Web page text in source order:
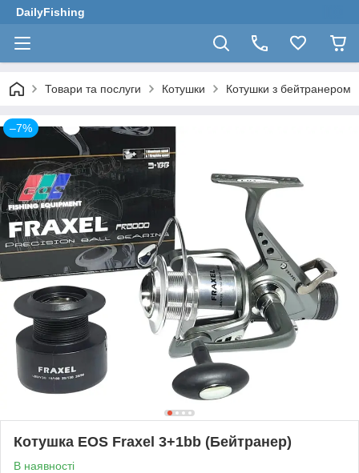
DailyFishing
Товари та послуги Котушки Котушки з бейтранером
–7%
Котушка EOS Fraxel 3+1bb (Бейтранер)
В наявності